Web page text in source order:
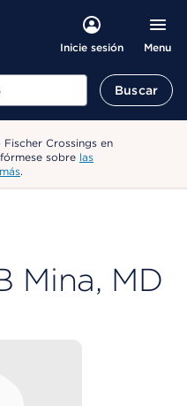
Inicie sesión Menu
Buscar
Crossings en
sobre las
.
Mina, MD